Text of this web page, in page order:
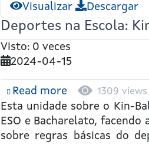
Visualizar Descargar
Deportes na Escola:
Visto: 0 veces
2024-04-15
Read moreabout
Deportes
na
Escola:
1309 views
Esta unidade sobre o Kin-B
ESO e Bacharelato,
sobre regras básicas do